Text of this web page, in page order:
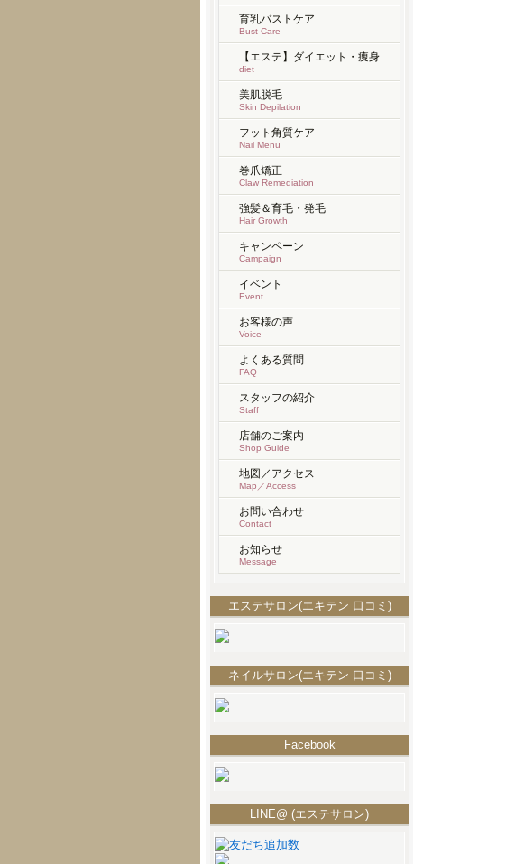
育乳バストケア
Bust Care
【エステ】ダイエット・痩身
diet
美肌脱毛
Skin Depilation
フット角質ケア
Nail Menu
巻爪矯正
Claw Remediation
強髪＆育毛・発毛
Hair Growth
キャンペーン
Campaign
イベント
Event
お客様の声
Voice
よくある質問
FAQ
スタッフの紹介
Staff
店舗のご案内
Shop Guide
地図／アクセス
Map／Access
お問い合わせ
Contact
お知らせ
Message
エステサロン(エキテン 口コミ)
ネイルサロン(エキテン 口コミ)
Facebook
LINE@ (エステサロン)